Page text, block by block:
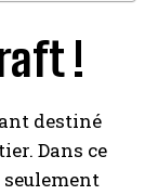
!
destiné
Dans ce
seulement